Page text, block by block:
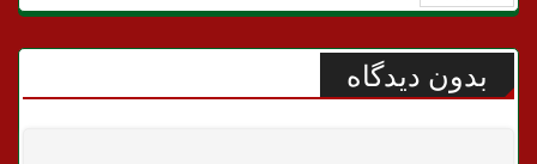
بدون دیدگاه